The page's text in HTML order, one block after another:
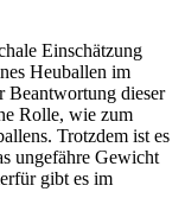
Einschätzung
Heuballen im
Beantwortung dieser
Rolle, wie zum
Trotzdem ist es
ungefähre Gewicht
gibt es im